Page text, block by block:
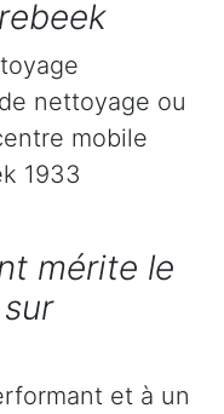
nettoyage ou
mobile
1933
mérite le
et à un